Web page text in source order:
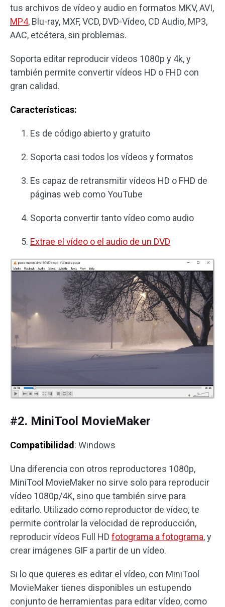
tus archivos de vídeo y audio en formatos MKV, AVI,
MP4, Blu-ray, MXF, VCD, DVD-Vídeo, CD Audio, MP3,
AAC, etcétera, sin problemas.
Soporta editar reproducir vídeos 1080p y 4k, y
también permite convertir vídeos HD o FHD con
gran calidad.
Características:
Es de código abierto y gratuito
Soporta casi todos los vídeos y formatos
Es capaz de retransmitir vídeos HD o FHD de
páginas web como YouTube
Soporta convertir tanto vídeo como audio
Extrae el vídeo o el audio de un DVD
#2. MiniTool MovieMaker
Compatibilidad : Windows
Una diferencia con otros reproductores 1080p,
MiniTool MovieMaker no sirve solo para reproducir
vídeo 1080p/4K, sino que también sirve para
editarlo. Utilizado como reproductor de vídeo, te
permite controlar la velocidad de reproducción,
reproducir vídeos Full HD fotograma a fotograma, y
crear imágenes GIF a partir de un vídeo.
Si lo que quieres es editar el vídeo, con MiniTool
MovieMaker tienes disponibles un estupendo
conjunto de herramientas para editar vídeo, como